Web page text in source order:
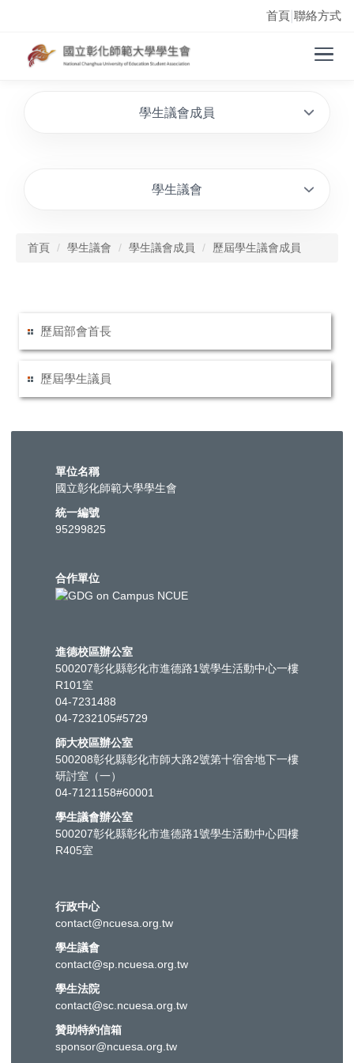
首頁 聯絡方式
學生議會成員
學生議會
首頁 學生議會 學生議會成員 歷屆學生議會成員
歷屆部會首長
歷屆學生議員
單位名稱
國立彰化師範大學學生會
統一編號
95299825
合作單位
進德校區辦公室
500207彰化縣彰化市進德路1號學生活動中心一樓
R101室
04-7231488
04-7232105#5729
師大校區辦公室
500208彰化縣彰化市師大路2號第十宿舍地下一樓
研討室（一）
04-7121158#60001
學生議會辦公室
500207彰化縣彰化市進德路1號學生活動中心四樓
R405室
行政中心
contact@ncuesa.org.tw
學生議會
contact@sp.ncuesa.org.tw
學生法院
contact@sc.ncuesa.org.tw
贊助特約信箱
sponsor@ncuesa.org.tw